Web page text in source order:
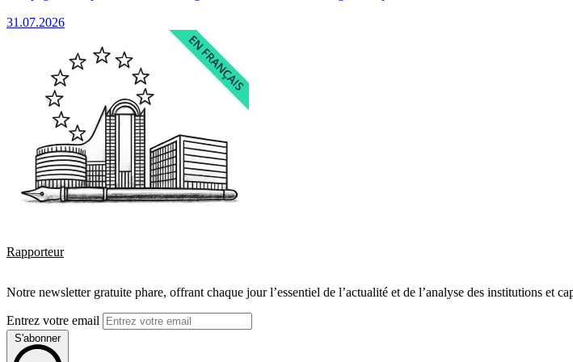
31.07.2026
Rapporteur
Notre newsletter gratuite phare, offrant chaque jour l’essentiel de l’actualité et de l’analyse des institutions et
Entrez votre email
S'abonner